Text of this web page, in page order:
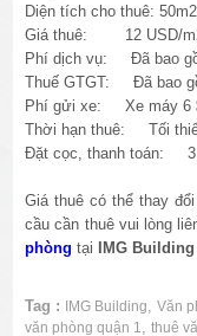
Diện tích cho thuê:
Giá thuê: 12 USD/
Phí dịch vụ: Đã bao
Thuế GTGT: Đã bao
Phí gửi xe: Xe máy 6
Thời hạn thuê: Tối
Đặt cọc, thanh toán: 3
Giá thuê có thể thay
cầu cần thuê vui lòng
phòngtại IMG
Tag : IMG Building ,Văn
văn phòng quận 1 ,thuê